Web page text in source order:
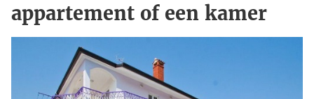
appartement of een kamer